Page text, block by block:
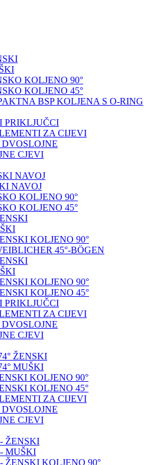
KOLJENO 90°
KOLJENO 45°
BSP KOLJENA S O-RING
PRIKLJUČCI
ZA CIJEVI
CJEVI
NAVOJ
NAVOJ
KOLJENO 90°
KOLJENO 45°
KOLJENO 90°
45°-BÖGEN
KOLJENO 90°
KOLJENO 45°
PRIKLJUČCI
ZA CIJEVI
CJEVI
ŽENSKI
MUŠKI
KOLJENO 90°
KOLJENO 45°
ZA CIJEVI
CJEVI
ŽENSKI
MUŠKI
ŽENSKI KOLJENO 90°